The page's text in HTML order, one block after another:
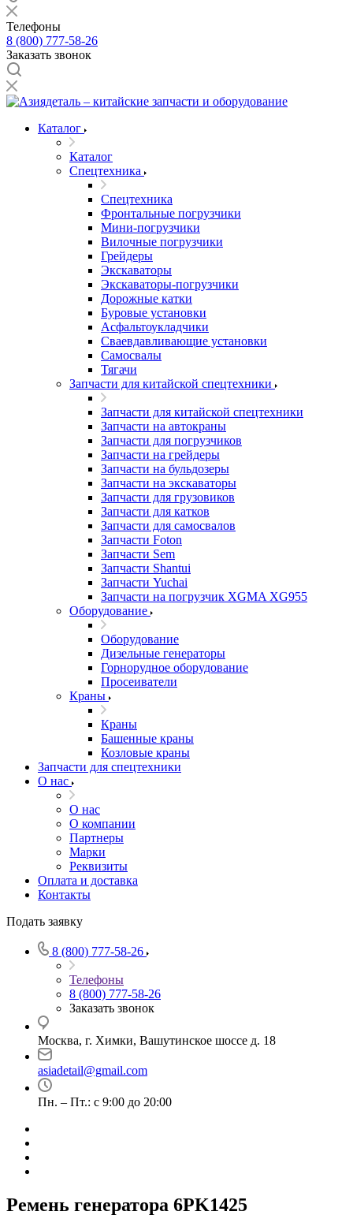
Телефоны
8 (800) 777-58-26
Заказать звонок
Каталог
Каталог
Спецтехника
Спецтехника
Фронтальные погрузчики
Мини-погрузчики
Вилочные погрузчики
Грейдеры
Экскаваторы
Экскаваторы-погрузчики
Дорожные катки
Буровые установки
Асфальтоукладчики
Сваевдавливающие установки
Самосвалы
Тягачи
Запчасти для китайской спецтехники
Запчасти для китайской спецтехники
Запчасти на автокраны
Запчасти для погрузчиков
Запчасти на грейдеры
Запчасти на бульдозеры
Запчасти на экскаваторы
Запчасти для грузовиков
Запчасти для катков
Запчасти для самосвалов
Запчасти Foton
Запчасти Sem
Запчасти Shantui
Запчасти Yuchai
Запчасти на погрузчик XGMA XG955
Оборудование
Оборудование
Дизельные генераторы
Горнорудное оборудование
Просеиватели
Краны
Краны
Башенные краны
Козловые краны
Запчасти для спецтехники
О нас
О нас
О компании
Партнеры
Марки
Реквизиты
Оплата и доставка
Контакты
Подать заявку
8 (800) 777-58-26
Телефоны
8 (800) 777-58-26
Заказать звонок
Москва, г. Химки, Вашутинское шоссе д. 18
asiadetail@gmail.com
Пн. – Пт.: с 9:00 до 20:00
Ремень генератора 6PK1425